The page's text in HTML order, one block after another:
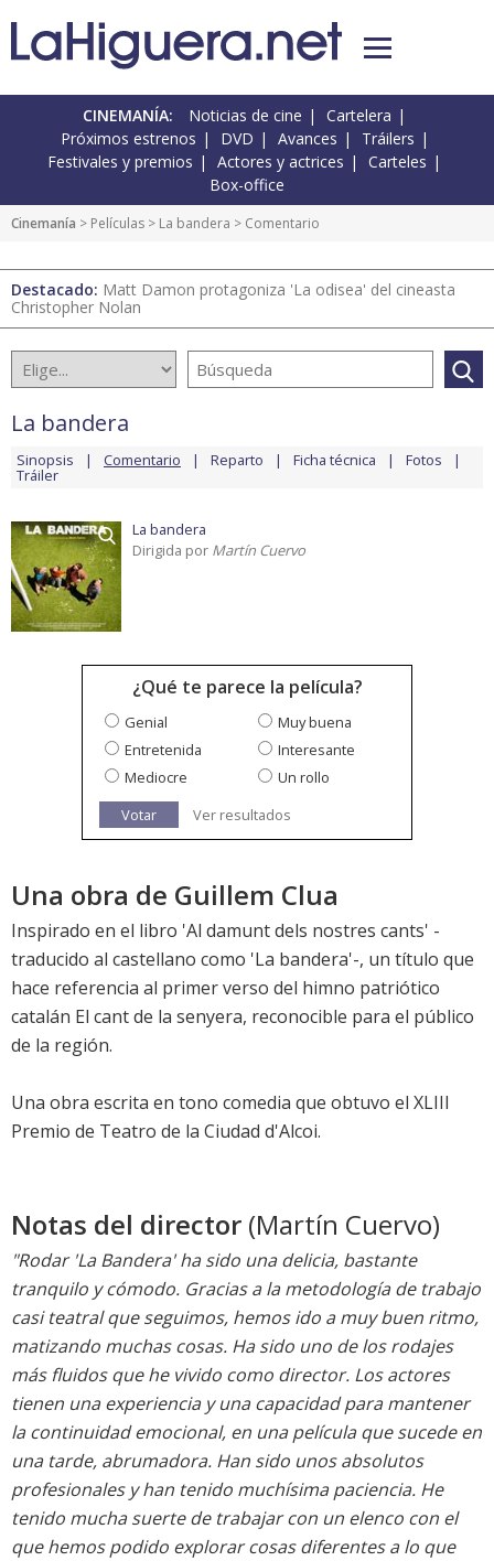
CINEMANÍA: Noticias de cine
Cartelera
Próximos estrenos
DVD Avances
Tráilers
Festivales y premios
Actores y actrices
Carteles
Box-office
Cinemanía > Películas > La bandera > Comentario
Destacado: Matt Damon protagoniza 'La odisea' del cineasta
Christopher Nolan
La bandera
Sinopsis Comentario Reparto Ficha técnica Fotos
Tráiler
La bandera
Dirigida por Martín Cuervo
¿Qué te parece la película?
Genial
Muy buena
Entretenida
Interesante
Mediocre
Un rollo
Votar
Ver resultados
Una obra de Guillem Clua
Inspirado en el libro 'Al damunt dels nostres cants' -
traducido al castellano como 'La bandera'-, un título que
hace referencia al primer verso del himno patriótico
catalán El cant de la senyera, reconocible para el público
de la región.
Una obra escrita en tono comedia que obtuvo el XLIII
Premio de Teatro de la Ciudad d'Alcoi.
Notas del director (Martín Cuervo)
"Rodar 'La Bandera' ha sido una delicia, bastante
tranquilo y cómodo. Gracias a la metodología de trabajo
casi teatral que seguimos, hemos ido a muy buen ritmo,
matizando muchas cosas. Ha sido uno de los rodajes
más fluidos que he vivido como director. Los actores
tienen una experiencia y una capacidad para mantener
la continuidad emocional, en una película que sucede en
una tarde, abrumadora. Han sido unos absolutos
profesionales y han tenido muchísima paciencia. He
tenido mucha suerte de trabajar con un elenco con el
que hemos podido explorar cosas diferentes a lo que